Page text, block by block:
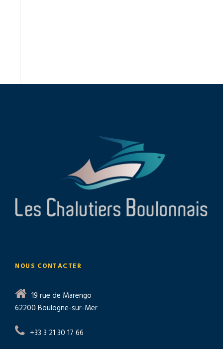
NOUS CONTACTER
19 rue de Marengo
62200 Boulogne-sur-Mer
+33 3 21 30 17 66